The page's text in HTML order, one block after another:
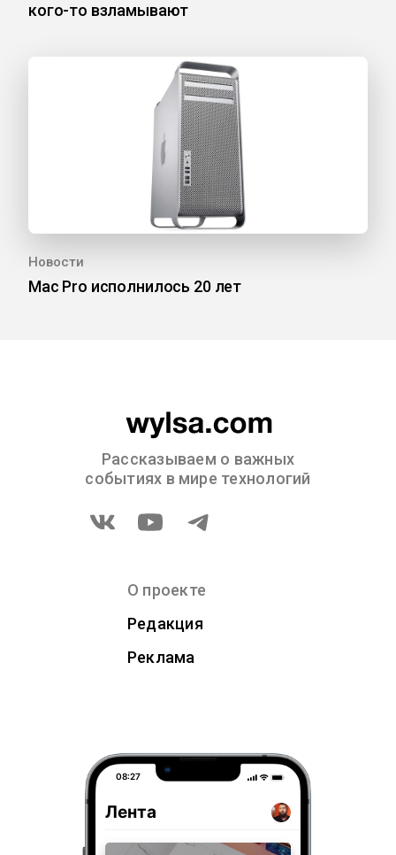
кого-то взламывают
Новости
Mac Pro исполнилось 20 лет
Рассказываем о важных
событиях в мире технологий
О проекте
Редакция
Реклама
08:27
Лента